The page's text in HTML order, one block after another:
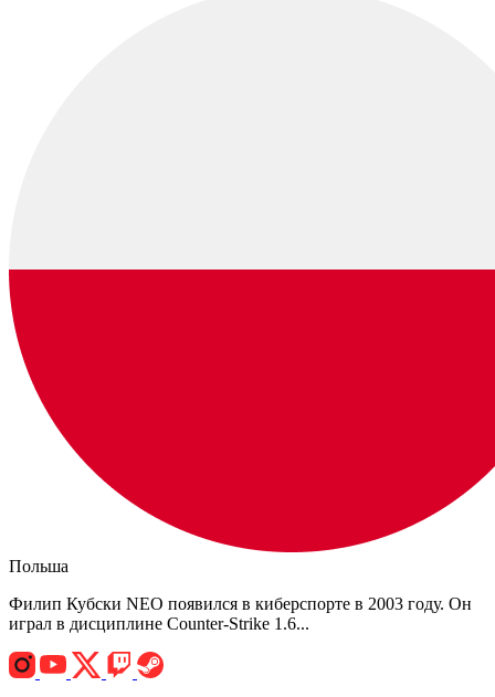
Польша
Филип Кубски NEO появился в киберспорте в 2003 году. Он
играл в дисциплине Counter-Strike 1.6...